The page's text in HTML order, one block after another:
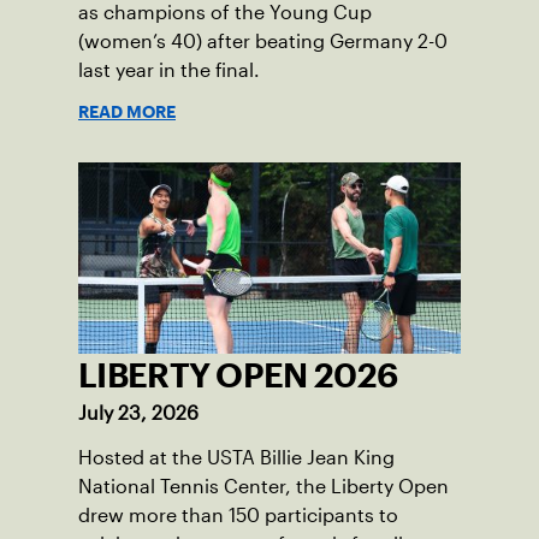
as champions of the Young Cup
(women’s 40) after beating Germany 2-0
last year in the final.
READ MORE
LIBERTY OPEN 2026
July 23, 2026
Hosted at the USTA Billie Jean King
National Tennis Center, the Liberty Open
drew more than 150 participants to